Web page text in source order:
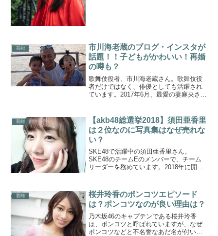
芸能
市川海老蔵のブログ・インスタが
話題！！子どもがかわいい！再婚
の噂も？
歌舞伎役者、市川海老蔵さん。歌舞伎役
者だけではなく、俳優としても活躍され
ています。2017年6月、最愛の妻麻央さん
川海老蔵のブログやインスタが話題！引
用:海老蔵さんのブ...
芸能
【akb48総選挙2018】須田亜香里
は２位なのに写真集はなぜ売れな
い？
SKE48で活躍中の須田亜香里さん。
SKE48のチームEのメンバーで、チーム
リーダーを務めています。2018年に開催
話題です。須田亜香里はかわいくない？
なぜ人気？...
芸能
桜井玲香のポンコツエピソード
は？ポンコツなのが良い理由は？
乃木坂46のキャプテンである桜井玲香
は、ポンコツと呼ばれていますが、なぜ
ポンコツなどと不名誉なあだ名が付いた